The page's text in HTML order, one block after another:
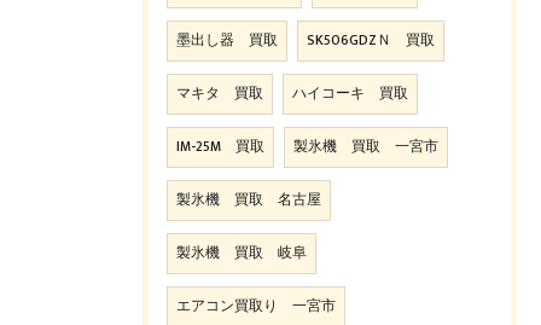
墨出し器 買取 SK506GDZＮ 買取
マキタ 買取 ハイコーキ 買取
IM-25M 買取 製氷機 買取 一宮市
製氷機 買取 名古屋
製氷機 買取 岐阜
エアコン買取り 一宮市